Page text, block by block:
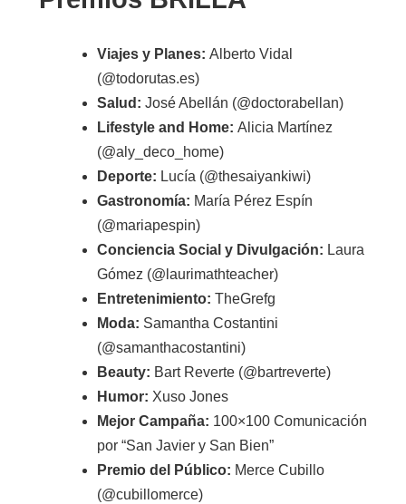
Viajes y Planes: Alberto Vidal
(@todorutas.es)
Salud: José Abellán (@doctorabellan)
Lifestyle and Home: Alicia Martínez
(@aly_deco_home)
Deporte: Lucía (@thesaiyankiwi)
Gastronomía: María Pérez Espín
(@mariapespin)
Conciencia Social y Divulgación: Laura
Gómez (@laurimathteacher)
Entretenimiento: TheGrefg
Moda: Samantha Costantini
(@samanthacostantini)
Beauty: Bart Reverte (@bartreverte)
Humor: Xuso Jones
Mejor Campaña: 100×100 Comunicación
por “San Javier y San Bien”
Premio del Público: Merce Cubillo
(@cubillomerce)